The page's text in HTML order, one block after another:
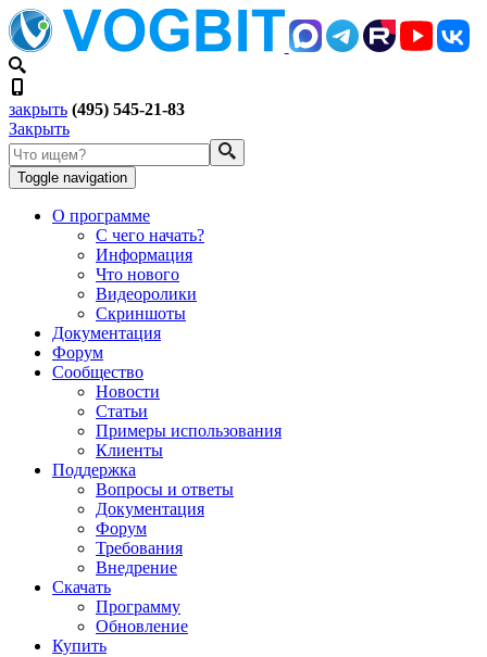
закрыть (495) 545-21-83
Закрыть
Toggle navigation
О программе
С чего начать?
Информация
Что нового
Видеоролики
Скриншоты
Документация
Форум
Сообщество
Новости
Статьи
Примеры использования
Клиенты
Поддержка
Вопросы и ответы
Документация
Форум
Требования
Внедрение
Скачать
Программу
Обновление
Купить